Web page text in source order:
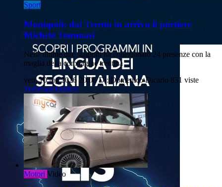
Sport
Monopoli: dal Trento in arrivo il portiere
Michele Tommasi
Nelle ultime due stagioni ha collezionato 24 presenze con la
maglia della compagine trentina
ven, 10 lug 2026 20:06 Di: Domenico Dicarlo 831 viste
Tommasi Portiere
Motori Video